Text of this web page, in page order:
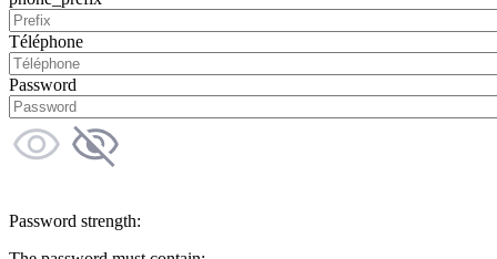
Téléphone
Password
Password strength: